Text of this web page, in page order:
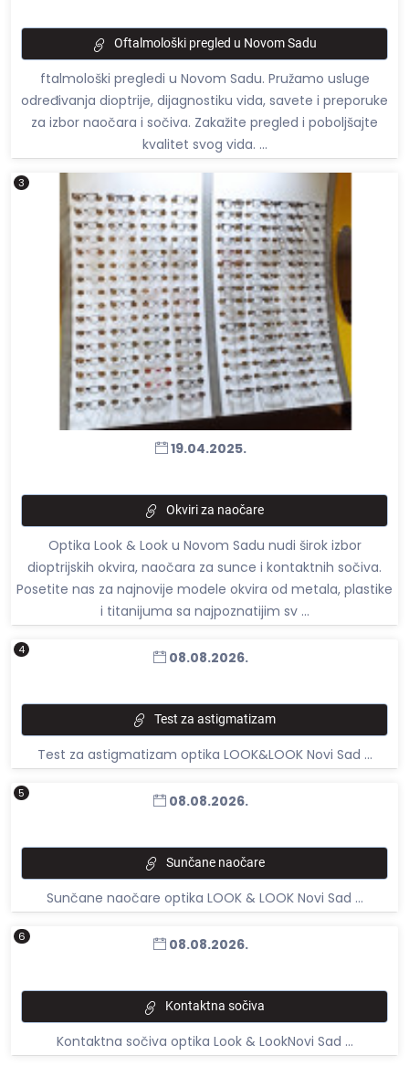
Oftalmološki pregled u Novom Sadu
ftalmološki pregledi u Novom Sadu. Pružamo usluge
određivanja dioptrije, dijagnostiku vida, savete i preporuke
za izbor naočara i sočiva. Zakažite pregled i poboljšajte
kvalitet svog vida. ...
3
19.04.2025.
Okviri za naočare
Optika Look & Look u Novom Sadu nudi širok izbor
dioptrijskih okvira, naočara za sunce i kontaktnih sočiva.
Posetite nas za najnovije modele okvira od metala, plastike
i titanijuma sa najpoznatijim sv ...
4 08.08.2026.
Test za astigmatizam
Test za astigmatizam optika LOOK&LOOK Novi Sad ...
5 08.08.2026.
Sunčane naočare
Sunčane naočare optika LOOK & LOOK Novi Sad ...
6 08.08.2026.
Kontaktna sočiva
Kontaktna sočiva optika Look & LookNovi Sad ...